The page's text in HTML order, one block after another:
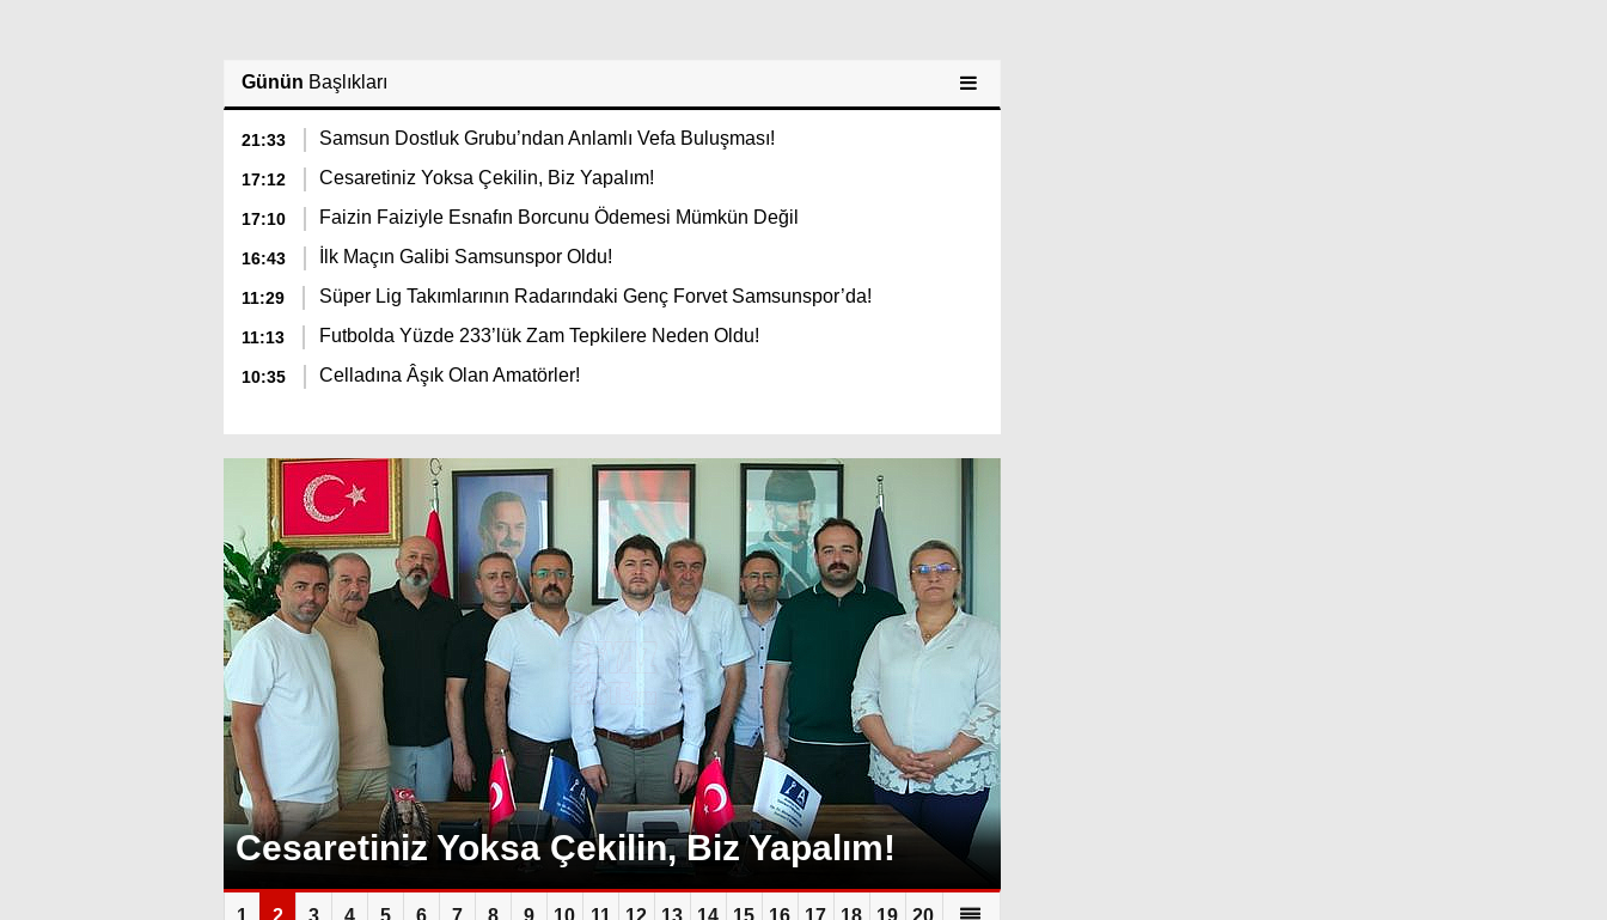
Günün Başlıkları
21:33 Samsun Dostluk Grubu’ndan Anlamlı Vefa Buluşması!
17:12 Cesaretiniz Yoksa Çekilin, Biz Yapalım!
17:10 Faizin Faiziyle Esnafın Borcunu Ödemesi Mümkün Değil
16:43 İlk Maçın Galibi Samsunspor Oldu!
11:29 Süper Lig Takımlarının Radarındaki Genç Forvet Samsunspor’da!
11:13 Futbolda Yüzde 233’lük Zam Tepkilere Neden Oldu!
10:35 Celladına Âşık Olan Amatörler!
Cesaretiniz Yoksa Çekilin, Biz Yapalım!
1 2 3 4 5 6 7 8 9 10 11 12 13 14 15 16 17 18 19 20